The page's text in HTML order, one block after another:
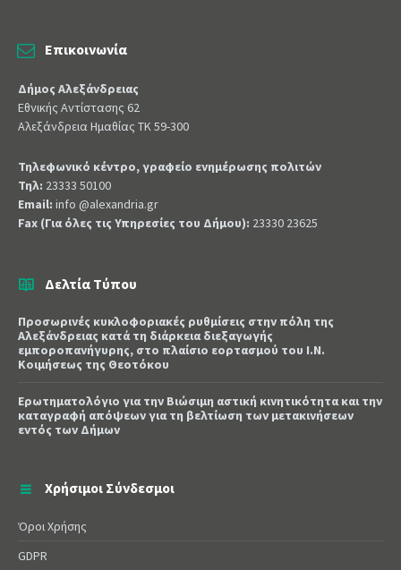
Επικοινωνία
Δήμος Αλεξάνδρειας
Εθνικής Αντίστασης 62
Αλεξάνδρεια Ημαθίας ΤΚ 59-300
Τηλεφωνικό κέντρο, γραφείο ενημέρωσης πολιτών
Τηλ: 23333 50100
Email: info @alexandria.gr
Fax (Για όλες τις Υπηρεσίες του Δήμου): 23330 23625
Δελτία Τύπου
Προσωρινές κυκλοφοριακές ρυθμίσεις στην πόλη της
Αλεξάνδρειας κατά τη διάρκεια διεξαγωγής
εμποροπανήγυρης, στο πλαίσιο εορτασμού του Ι.Ν.
Κοιμήσεως της Θεοτόκου
Ερωτηματολόγιο για την Βιώσιμη αστική κινητικότητα και την
καταγραφή απόψεων για τη βελτίωση των μετακινήσεων
εντός των Δήμων
Χρήσιμοι Σύνδεσμοι
Όροι Χρήσης
GDPR